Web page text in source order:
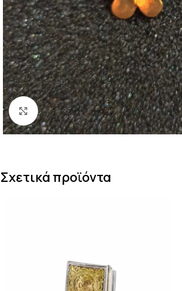
Κάντε κλικ για μεγέθυνση
Σχετικά προϊόντα